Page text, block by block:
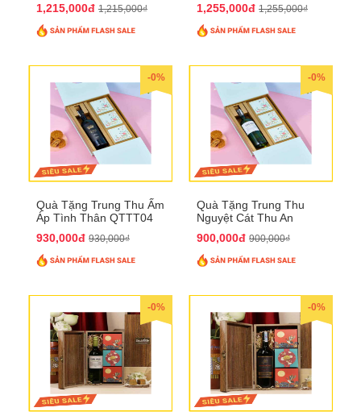
1,215,000đ 1,215,000₫ 1,255,000đ 1,255,000₫
-0%
Quà Tặng Trung Thu Ấm
Áp Tình Thân QTTT04
930,000đ 930,000₫
-0%
Quà Tặng Trung Thu
Nguyệt Cát Thu An
900,000đ 900,000₫
-0% -0%